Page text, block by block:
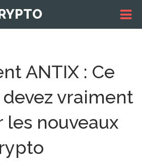
ANTIX : Ce
devez vraiment
les nouveaux